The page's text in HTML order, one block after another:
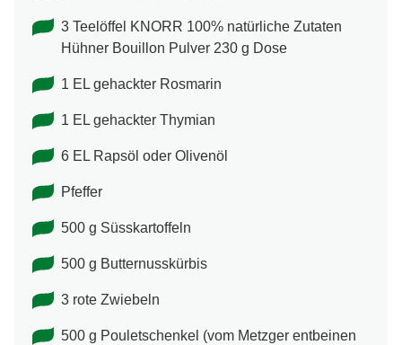
3 Teelöffel KNORR 100% natürliche Zutaten
Hühner Bouillon Pulver 230 g Dose
1 EL gehackter Rosmarin
1 EL gehackter Thymian
6 EL Rapsöl oder Olivenöl
Pfeffer
500 g Süsskartoffeln
500 g Butternusskürbis
3 rote Zwiebeln
500 g Pouletschenkel (vom Metzger entbeinen